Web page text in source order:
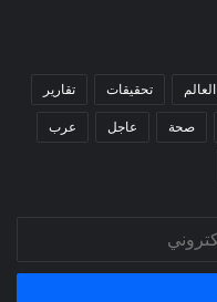
العالم تحقيقات تقارير
صحة عاجل عرب